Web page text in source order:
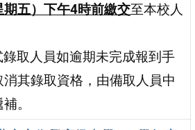
期五）下午4時前繳交至本校人
取人員如逾期未完成報到手
消其錄取資格，由備取人員中
。